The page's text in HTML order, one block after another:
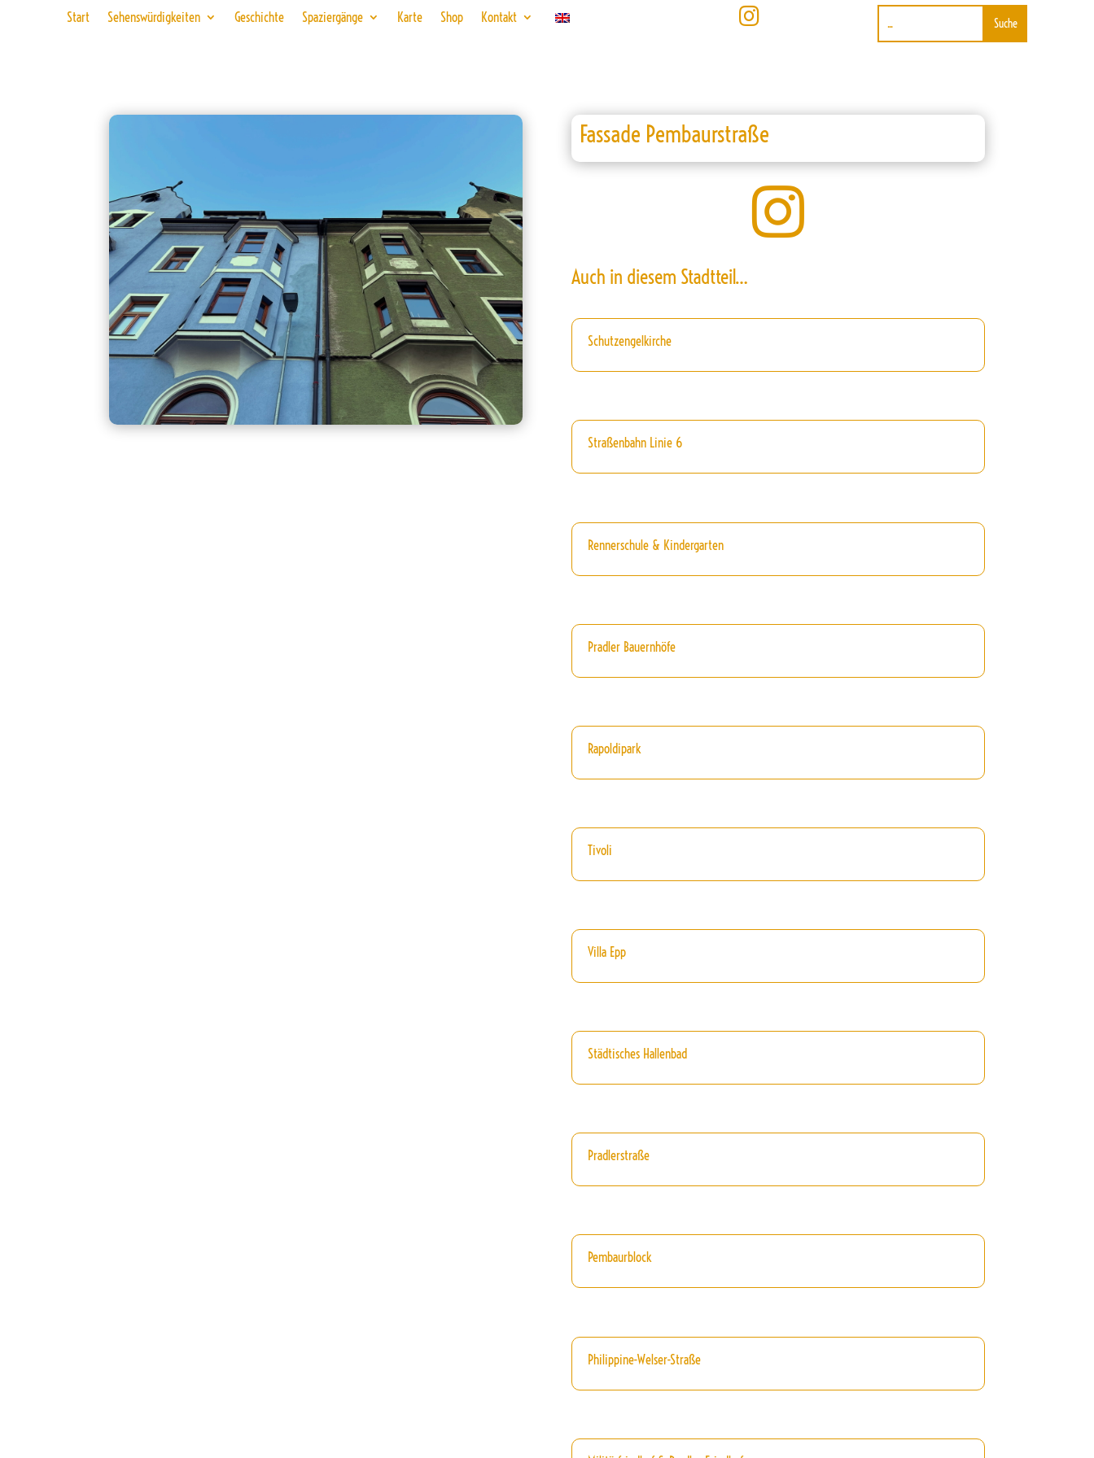
Start Sehenswürdigkeiten Geschichte Spaziergänge Karte Shop Kontakt 
Fassade Pembaurstraße

Auch in diesem Stadtteil…
Schutzengelkirche
Straßenbahn Linie 6
Rennerschule & Kindergarten
Pradler Bauernhöfe
Rapoldipark
Tivoli
Villa Epp
Städtisches Hallenbad
Pradlerstraße
Pembaurblock
Philippine-Welser-Straße